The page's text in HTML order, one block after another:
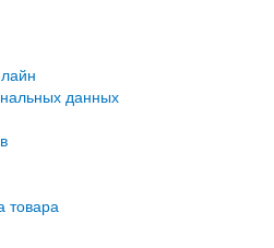
данных
товара